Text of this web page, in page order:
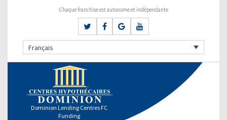
Chaque franchise est autonome et indépendante
Français
Dominion Lending Centres FC
Funding